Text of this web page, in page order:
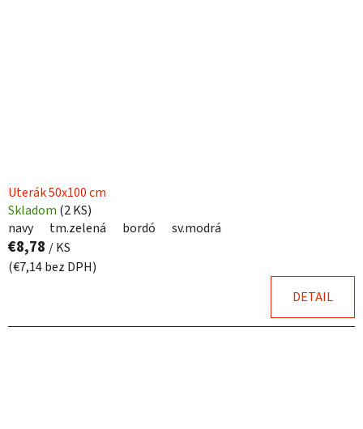
v
Uterák 50x100 cm
Skladom (2 KS)
navy
tm.zelená bordó sv.modrá
€8,78 / KS
(€7,14 bez DPH)
DETAIL